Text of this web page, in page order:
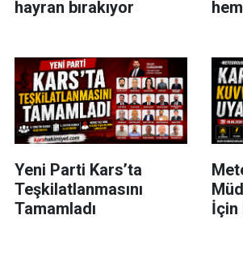
hayran bırakıyor
Yeni Parti Kars’ta
Teşkilatlanmasını
Tamamladı
İçin